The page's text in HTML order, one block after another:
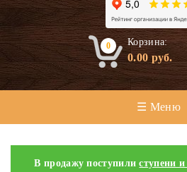
0 Корзина:
0.00руб.
☰ Меню
В продажу поступилиступени